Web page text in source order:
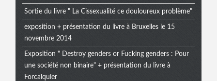
Sortie du livre " La Cissexualité ce douloureux problème"
exposition + présentation du livre à Bruxelles le 15
novembre 2014
Exposition " Destroy genders or Fucking genders : Pour
une société non binaire" + présentation du livre à
Forcalquier